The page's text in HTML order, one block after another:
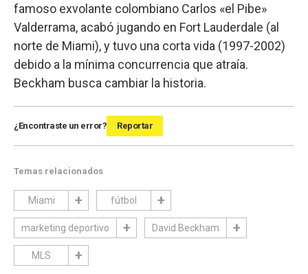
famoso exvolante colombiano Carlos «el Pibe»
Valderrama, acabó jugando en Fort Lauderdale (al
norte de Miami), y tuvo una corta vida (1997-2002)
debido a la mínima concurrencia que atraía.
Beckham busca cambiar la historia.
¿Encontraste un error? Reportar
Temas relacionados
Miami fútbol
marketing deportivo David Beckham
MLS